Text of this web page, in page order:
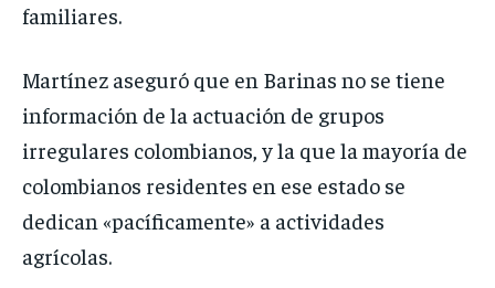
familiares.
Martínez aseguró que en Barinas no se tiene
información de la actuación de grupos
irregulares colombianos, y la que la mayoría de
colombianos residentes en ese estado se
dedican «pacíficamente» a actividades
agrícolas.